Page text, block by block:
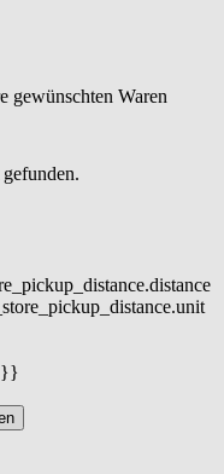
gewünschten Waren
}}